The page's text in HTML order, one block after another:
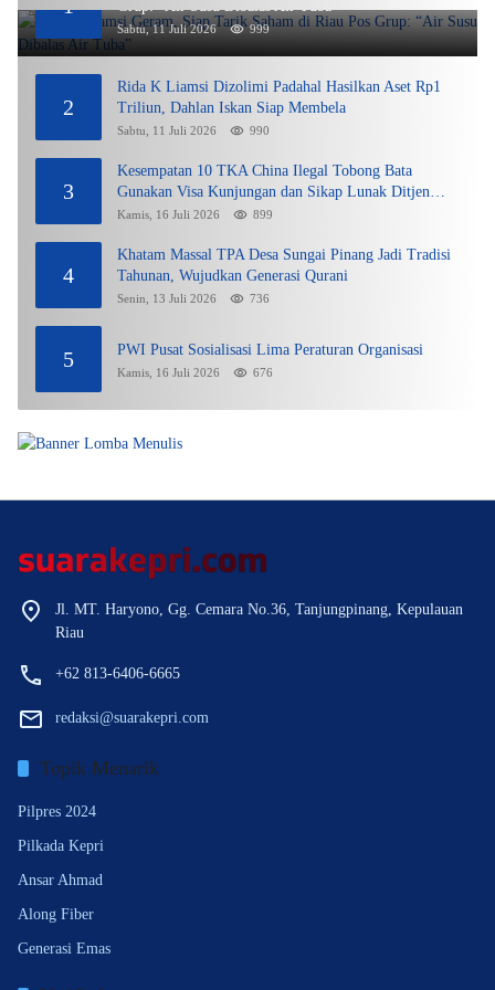
1
Grup: “Air Susu Dibalas Air Tuba”
Sabtu, 11 Juli 2026 999
2
Rida K Liamsi Dizolimi Padahal Hasilkan Aset Rp1
Triliun, Dahlan Iskan Siap Membela
Sabtu, 11 Juli 2026 990
3
Kesempatan 10 TKA China Ilegal Tobong Bata
Gunakan Visa Kunjungan dan Sikap Lunak Ditjen
Imigrasi Kepri?
Kamis, 16 Juli 2026 899
4
Khatam Massal TPA Desa Sungai Pinang Jadi Tradisi
Tahunan, Wujudkan Generasi Qurani
Senin, 13 Juli 2026 736
5 PWI Pusat Sosialisasi Lima Peraturan Organisasi
Kamis, 16 Juli 2026 676
Jl. MT. Haryono, Gg. Cemara No.36, Tanjungpinang, Kepulauan
Riau
+62 813-6406-6665
redaksi@suarakepri.com
Topik Menarik
Pilpres 2024
Pilkada Kepri
Ansar Ahmad
Along Fiber
Generasi Emas